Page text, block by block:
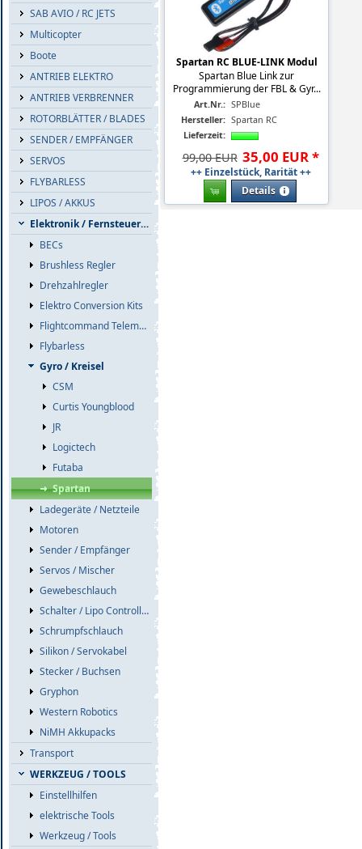
SAB AVIO / RC JETS
Multicopter
Boote
ANTRIEB ELEKTRO
ANTRIEB VERBRENNER
ROTORBLÄTTER / BLADES
SENDER / EMPFÄNGER
SERVOS
FLYBARLESS
LIPOS / AKKUS
Elektronik / Fernsteuerzub.
BECs
Brushless Regler
Drehzahlregler
Elektro Conversion Kits
Flightcommand Telemetrie
Flybarless
Gyro / Kreisel
CSM
Curtis Youngblood
JR
Logictech
Futaba
Spartan
Ladegeräte / Netzteile
Motoren
Sender / Empfänger
Servos / Mischer
Gewebeschlauch
Schalter / Lipo Controller / Akkuweichen
Schrumpfschlauch
Silikon / Servokabel
Stecker / Buchsen
Gryphon
Western Robotics
NiMH Akkupacks
Transport
WERKZEUG / TOOLS
Einstellhilfen
elektrische Tools
Werkzeug / Tools
Spartan RC BLUE-LINK Modul
Spartan Blue Link zur
Programmierung der FBL & Gyr...
Art.Nr.: SPBlue
Hersteller: Spartan RC
Lieferzeit:
99,00 EUR 35,00 EUR*
++ Einzelstück, Rarität ++
Details